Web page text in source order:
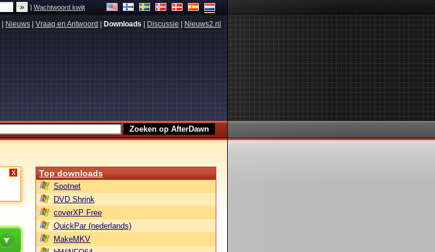
|Wachtwoord kwijt
Nieuws Vraag en Antwoord Downloads Discussie Nieuws2.nl
X Top downloads
Spotnet
DVD Shrink
coverXP Free
QuickPar (nederlands)
MakeMKV